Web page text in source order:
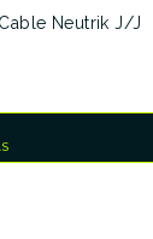
Neutrik J/J